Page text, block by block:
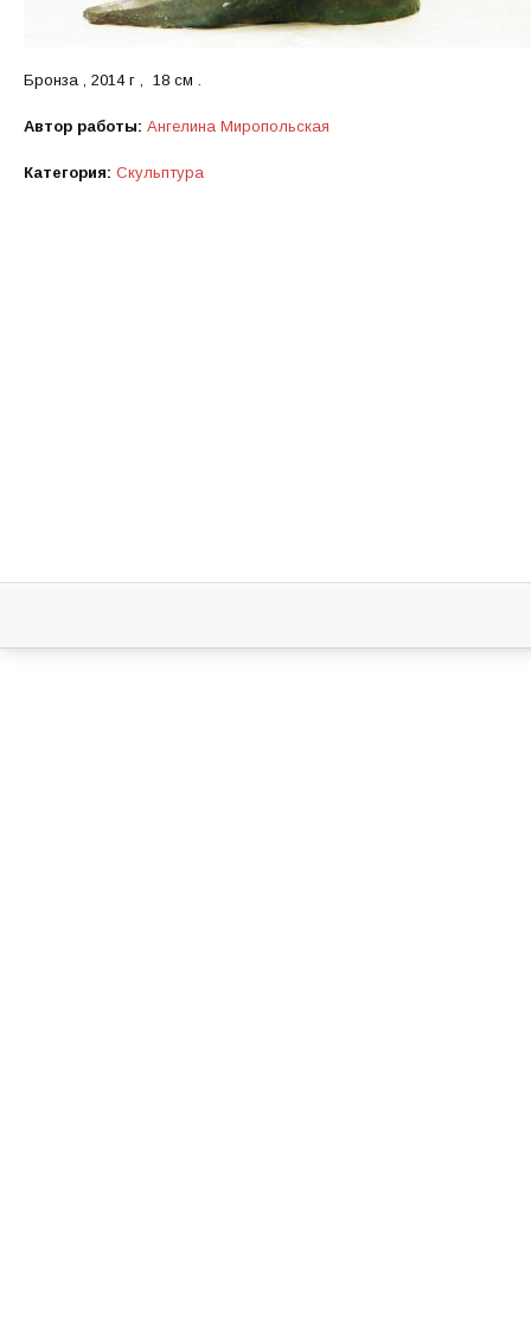
Бронза , 2014 г , 18 см .
Автор работы: Ангелина Миропольская
Категория: Скульптура